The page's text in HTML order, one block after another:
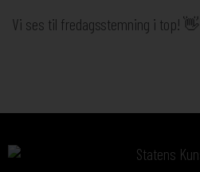
Vi ses til fredagsstemning i top! 👋
Sponsorer